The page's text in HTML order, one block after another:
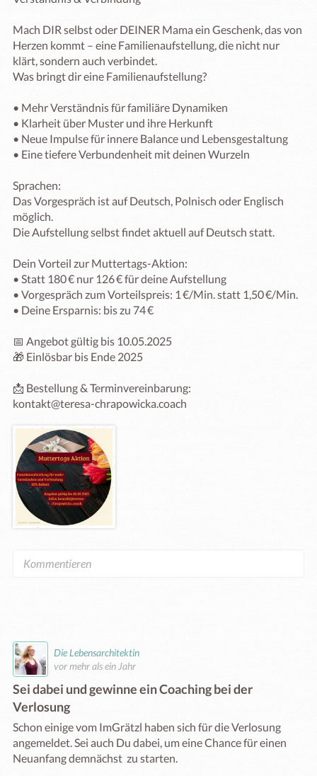
Mach DIR selbst oder DEINER Mama ein Geschenk, das von
Herzen kommt – eine Familienaufstellung, die nicht nur
klärt, sondern auch verbindet.
Was bringt dir eine Familienaufstellung?
• Mehr Verständnis für familiäre Dynamiken
• Klarheit über Muster und ihre Herkunft
• Neue Impulse für innere Balance und Lebensgestaltung
• Eine tiefere Verbundenheit mit deinen Wurzeln
Sprachen:
Das Vorgespräch ist auf Deutsch, Polnisch oder Englisch
möglich.
Die Aufstellung selbst findet aktuell auf Deutsch statt.
Dein Vorteil zur Muttertags-Aktion:
• Statt 180 € nur 126 € für deine Aufstellung
• Vorgespräch zum Vorteilspreis: 1 €/Min. statt 1,50 €/Min.
• Deine Ersparnis: bis zu 74 €
📅 Angebot gültig bis 10.05.2025
🎁 Einlösbar bis Ende 2025
📩 Bestellung & Terminvereinbarung:
Die Lebensarchitektin
vor mehr als ein Jahr
Sei dabei und gewinne ein Coaching bei der
Verlosung
Schon einige vom ImGrätzl haben sich für die Verlosung
angemeldet. Sei auch Du dabei, um eine Chance für einen
Neuanfang demnächst  zu starten.